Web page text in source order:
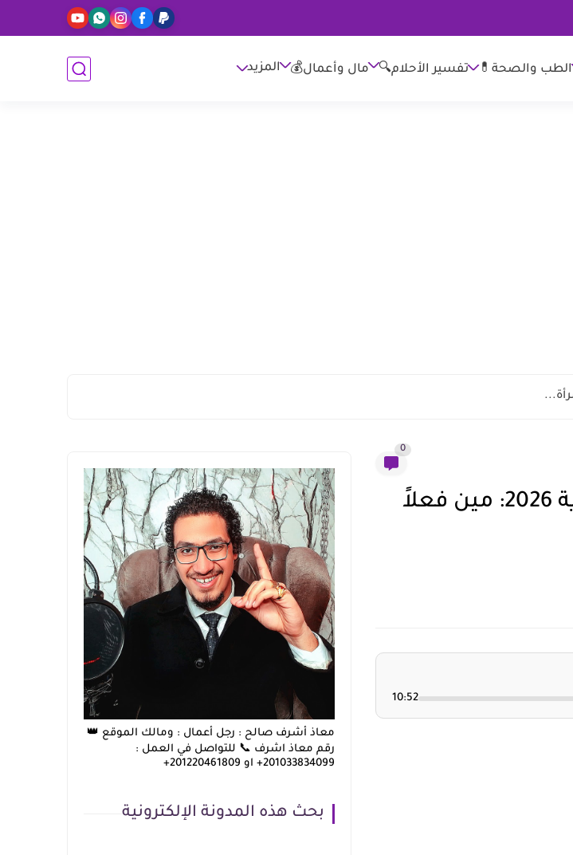
الطب والصحة💊 تفسير الأحلام🔍 مال وأعمال💰 المزيد
0
أفضل تطبيقات توصيل الطعام في السعودية 2026: مين فعلاً
10:52
معاذ أشرف صالح : رجل أعمال : ومالك الموقع 👑
رقم معاذ اشرف 📞 للتواصل في العمل :
201033834099+ او 201220461809+
بحث هذه المدونة الإلكترونية